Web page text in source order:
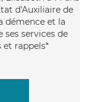
d'Auxiliaire de
démence et la
ses services de
et rappels*